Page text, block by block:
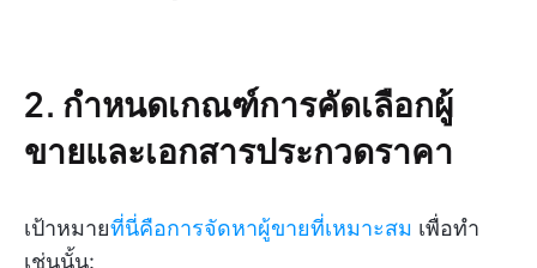
2. กำหนดเกณฑ์การคัดเลือกผู้
ขายและเอกสารประกวดราคา
เป้าหมายที่นี่คือการจัดหาผู้ขายที่เหมาะสม เพื่อทำ
เช่นนั้น: